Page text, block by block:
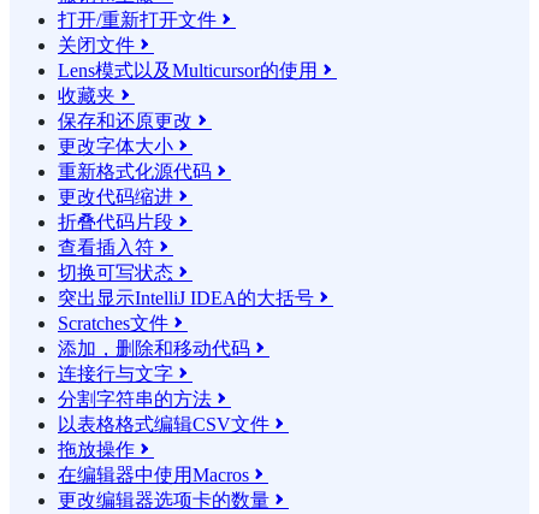
打开/重新打开文件 
关闭文件 
Lens模式以及Multicursor的使用 
收藏夹 
保存和还原更改 
更改字体大小 
重新格式化源代码 
更改代码缩进 
折叠代码片段 
查看插入符 
切换可写状态 
突出显示IntelliJ IDEA的大括号 
Scratches文件 
添加，删除和移动代码 
连接行与文字 
分割字符串的方法 
以表格格式编辑CSV文件 
拖放操作 
在编辑器中使用Macros 
更改编辑器选项卡的数量 